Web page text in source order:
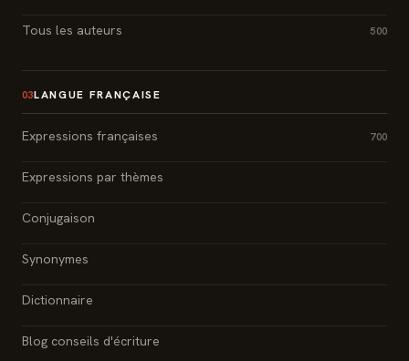
Tous les auteurs 500
03LANGUE FRANÇAISE
Expressions françaises 700
Expressions par thèmes
Conjugaison
Synonymes
Dictionnaire
Blog conseils d'écriture